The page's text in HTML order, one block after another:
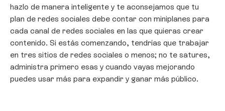
hazlo de manera inteligente y te aconsejamos que tu
plan de redes sociales debe contar con miniplanes para
cada canal de redes sociales en las que quieras crear
contenido. Si estás comenzando, tendrías que trabajar
en tres sitios de redes sociales o menos; no te satures,
administra primero esas y cuando vayas mejorando
puedes usar más para expandir y ganar más público.